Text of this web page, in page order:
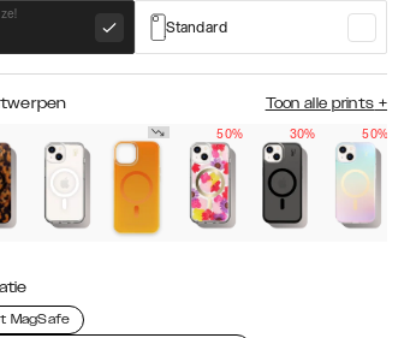
Standard
Toon alle prints +
50% 30% 50%
MagSafe